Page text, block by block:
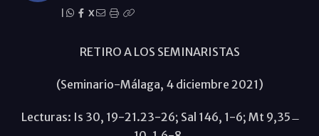
X
RETIRO A LOS SEMINARISTAS
(Seminario-Málaga, 4 diciembre 2021)
Lecturas: Is 30, 19-21.23-26; Sal 146, 1-6; Mt 9,35 ̶